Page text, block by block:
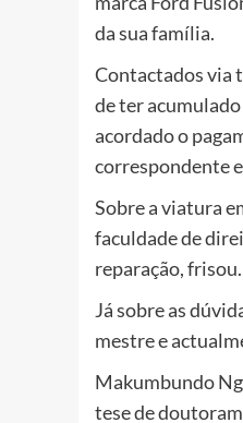
da sua família.
Contactados via
de ter
acordado o
correspondente
Sobre a viatura
faculdade de
reparação, frisou.
Já sobre as
mestre e
Makumbundo
tese de